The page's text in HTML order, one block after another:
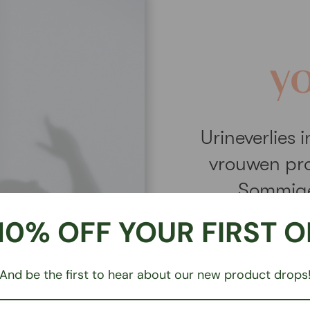
Urineverlies
vrouwen
oefeningen
OFF YOUR FIRST
be the first to hear about our new product